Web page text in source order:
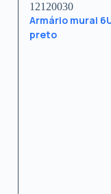
12120030
Armário mural
preto